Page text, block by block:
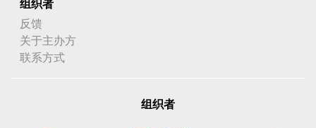
组织者
反馈
关于主办方
联系方式
组织者